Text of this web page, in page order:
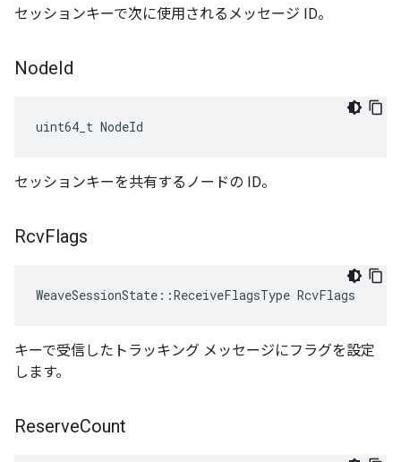
セッションキーで次に使用されるメッセージ ID。
NodeId
uint64_t NodeId
セッションキーを共有するノードの ID。
RcvFlags
WeaveSessionState::ReceiveFlagsType RcvFlags
キーで受信したトラッキング メッセージにフラグを設定
します。
ReserveCount